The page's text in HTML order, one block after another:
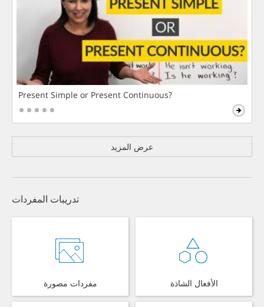
Present Simple or Present Continuous?
عرض المزيد
تدريبات المفردات
مفردات مصورة الأفعال الشاذة